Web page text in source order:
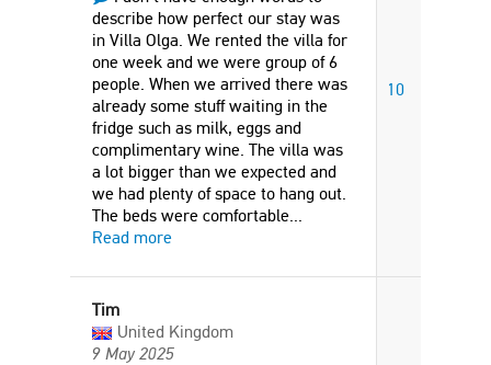
describe how perfect our stay was
in Villa Olga. We rented the villa for
one week and we were group of 6
people. When we arrived there was
already some stuff waiting in the
fridge such as milk, eggs and
complimentary wine. The villa was
a lot bigger than we expected and
we had plenty of space to hang out.
The beds were comfortable...
Read more
10
Tim
United Kingdom
9 May 2025